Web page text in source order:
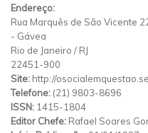
Endereço:
Rua Marquês de São Vicente
- Gávea
Rio de Janeiro / RJ
22451-900
Site: http://
Telefone: (21) 9803-8696
ISSN: 1415-1804
Editor Chefe: Rafael Soares